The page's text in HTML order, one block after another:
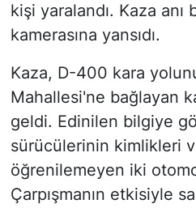
kişi yaralandı. Kaza
kamerasına yansıdı.
Kaza, D-400 kara
Mahallesi'ne bağlayan
geldi. Edinilen bilgiye
sürücülerinin kimlikleri
öğrenilemeyen iki
Çarpışmanın etkisiyle